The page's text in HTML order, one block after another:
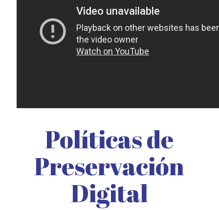
Políticas de
Preservación
Digital